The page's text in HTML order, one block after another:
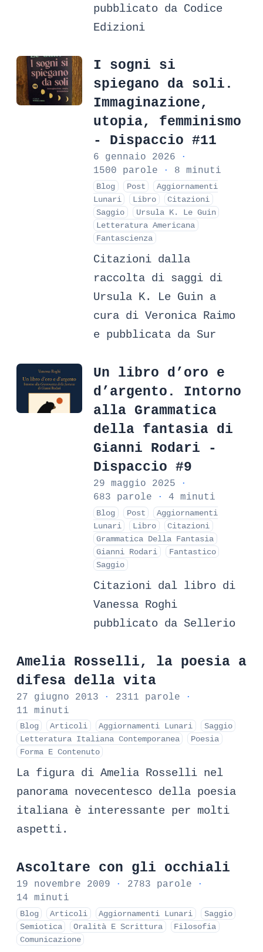
pubblicato da Codice
Edizioni
I sogni si
spiegano da soli.
Immaginazione,
utopia, femminismo
- Dispaccio #11
6 gennaio 2026
·
1500 parole
· 8 minuti
Blog Post
Aggiornamenti
Lunari
Libro
Citazioni
Saggio
Ursula K. Le Guin
Letteratura Americana
Fantascienza
Citazioni dalla
raccolta di saggi di
Ursula K. Le Guin a
cura di Veronica Raimo
e pubblicata da Sur
Un libro d’oro e
d’argento. Intorno
alla Grammatica
della fantasia di
Gianni Rodari -
Dispaccio #9
29 maggio 2025
·
683 parole
· 4 minuti
Blog Post
Aggiornamenti
Lunari
Libro
Citazioni
Grammatica Della Fantasia
Gianni Rodari
Fantastico
Saggio
Citazioni dal libro di
Vanessa Roghi
pubblicato da Sellerio
Amelia Rosselli, la poesia a
difesa della vita
27 giugno 2013 · 2311 parole
·
11 minuti
Blog Articoli Aggiornamenti Lunari
Saggio
Letteratura Italiana Contemporanea
Poesia
Forma E Contenuto
La figura di Amelia Rosselli nel
panorama novecentesco della poesia
italiana è interessante per molti
aspetti.
Ascoltare con gli occhiali
19 novembre 2009 · 2783 parole
·
14 minuti
Blog Articoli Aggiornamenti Lunari
Saggio
Semiotica
Oralità E Scrittura
Filosofia
Comunicazione